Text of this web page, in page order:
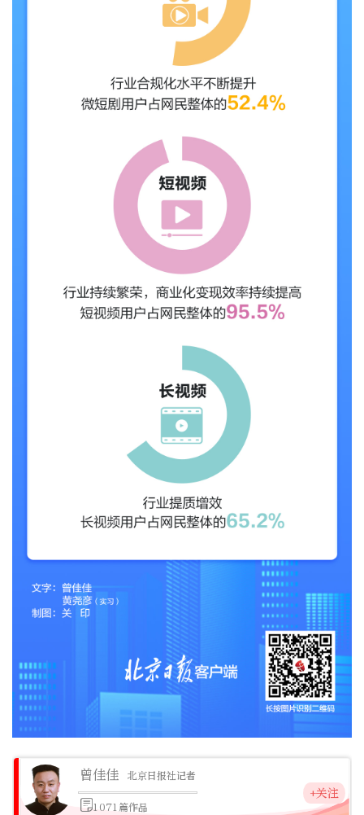
曾佳佳 北京日报社记者
1071篇作品
+关注